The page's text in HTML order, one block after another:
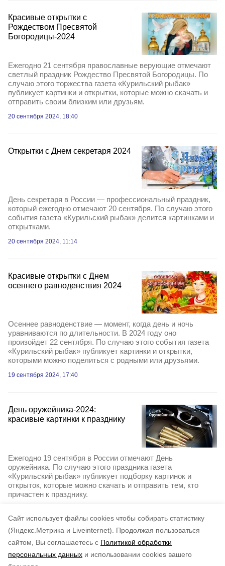
Cайт использует файлы cookies чтобы собирать статистику
(Яндекс.Метрика и Liveinternet).
Продолжая пользоваться
сайтом, Вы соглашаетесь с Политикой обработки
персональных данных и использовании cookies вашего
Красивые открытки с
Рождеством Пресвятой
Богородицы-2024
Ежегодно 21 сентября православные верующие отмечают
светлый праздник Рождество Пресвятой Богородицы. По
случаю этого торжества газета «Курильский рыбак»
публикует картинки и открытки, которые можно скачать и
отправить своим близким или друзьям.
20 сентября 2024, 18:40
Открытки с Днем секретаря 2024
День секретаря в России — профессиональный праздник,
который ежегодно отмечают 20 сентября. По случаю этого
события газета «Курильский рыбак» делится картинками и
открытками.
20 сентября 2024, 11:14
Красивые открытки с Днем
осеннего равноденствия 2024
Осеннее равноденствие — момент, когда день и ночь
уравниваются по длительности. В 2024 году оно
произойдет 22 сентября. По случаю этого события газета
«Курильский рыбак» публикует картинки и открытки,
которыми можно поделиться с родными или друзьями.
19 сентября 2024, 17:40
День оружейника-2024:
красивые картинки к празднику
Ежегодно 19 сентября в России отмечают День
оружейника. По случаю этого праздника газета
«Курильский рыбак» публикует подборку картинок и
открыток, которые можно скачать и отправить тем, кто
причастен к празднику.